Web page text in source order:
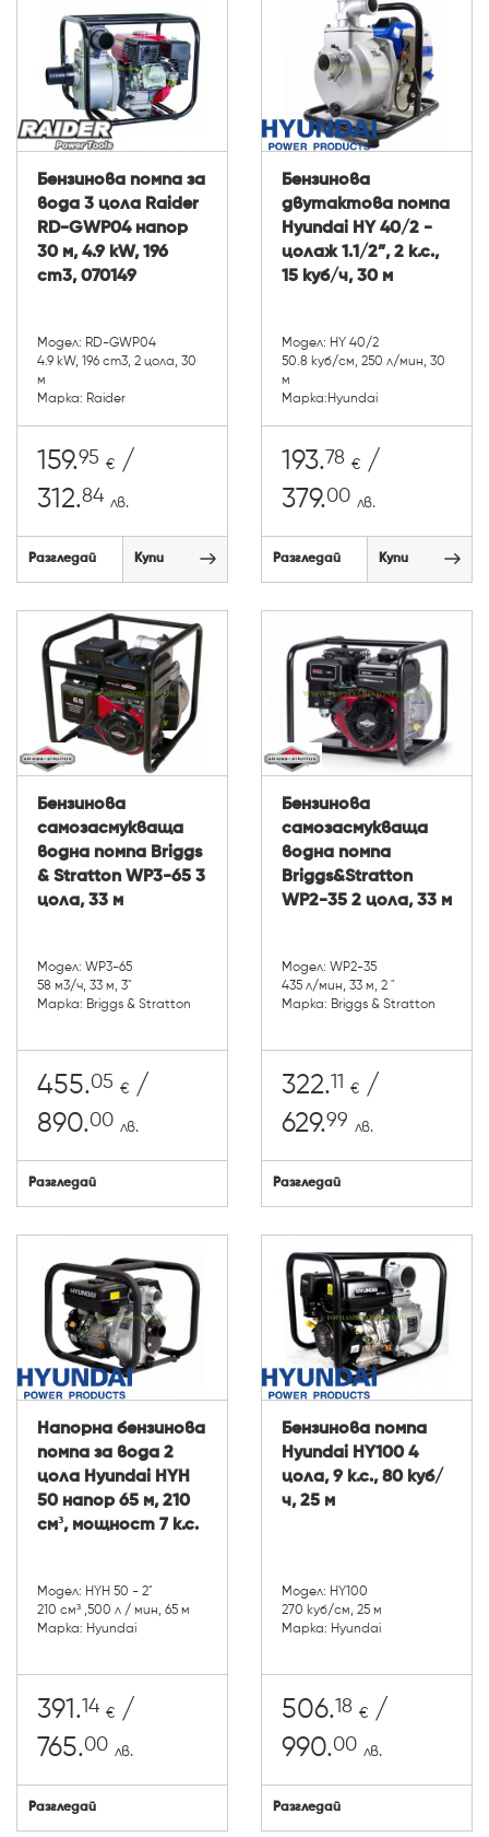
Бензинова помпа за
вода 3 цола Raider
RD-GWP04 напор
30 м, 4.9 kW, 196
cm3, 070149
Модел: RD-GWP04
4.9 kW, 196 cm3, 2 цола, 30
м
Марка: Raider
159.95 € /
312.84 лв.
Разгледай Купи
Бензинова
двутактова помпа
Hyundai HY 40/2 -
цолаж 1.1/2”, 2 к.с.,
15 куб/ч, 30 м
Модел: HY 40/2
50.8 куб/см, 250 л/мин, 30
м
Марка:Hyundai
193.78 € /
379.00 лв.
Разгледай Купи
Бензинова
самозасмукваща
водна помпа Briggs
& Stratton WP3-65 3
цола, 33 м
Модел: WP3-65
58 м3/ч, 33 м, 3"
Марка: Briggs & Stratton
455.05 € /
890.00 лв.
Разгледай
Бензинова
самозасмукваща
водна помпа
Briggs&Stratton
WP2-35 2 цола, 33 м
Модел: WP2-35
435 л/мин, 33 м, 2 "
Марка: Briggs & Stratton
322.11 € /
629.99 лв.
Разгледай
Напорна бензинова
помпа за вода 2
цола Hyundai HYH
50 напор 65 м, 210
см³, мощност 7 к.с.
Модел: HYH 50 - 2"
210 см³ ,500 л / мин, 65 м
Марка: Hyundai
391.14 € /
765.00 лв.
Разгледай
Бензинова помпа
Hyundai HY100 4
цола, 9 к.с., 80 куб/
ч, 25 м
Модел: HY100
270 куб/см, 25 м
Марка: Hyundai
506.18 € /
990.00 лв.
Разгледай